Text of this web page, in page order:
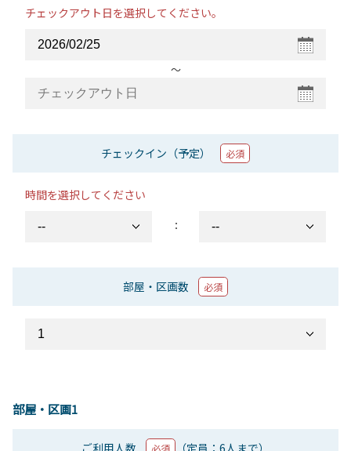
チェックアウト日を選択してください。
〜
チェックイン（予定） 必須
時間を選択してください
：
部屋・区画数 必須
部屋・区画1
ご利用人数 必須 （定員：6人まで）